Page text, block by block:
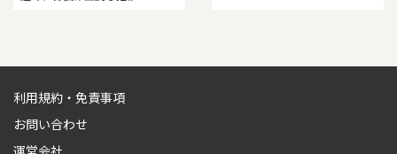
利用規約・免責事項
お問い合わせ
運営会社